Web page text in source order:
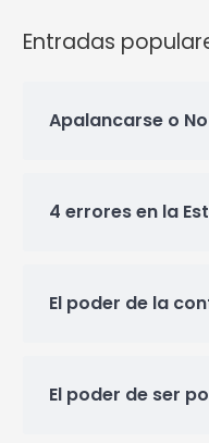
Entradas
Apalancarse o
4 errores en la
El poder de la
El poder de ser